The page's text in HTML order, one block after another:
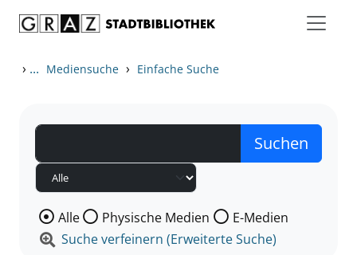
› ... Mediensuche › Einfache Suche
Wählen Sie die Medienart nach der Sie suchen wollen.
Alle Physische Medien
E-Medien
Suche verfeinern (Erweiterte Suche)